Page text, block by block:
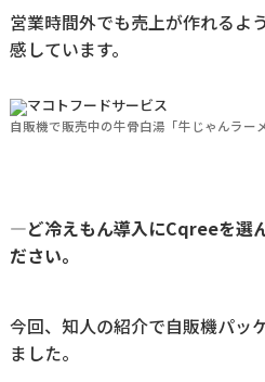
自販機で販売中の牛骨白湯「牛じゃんラー
営業時間外でも売上が作れるよ
感しています。
―ど冷えもん導入にCqreeを選
ださい。
今回、知人の紹介で自販機パッ
ました。